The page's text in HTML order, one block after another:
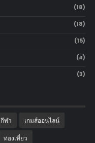
(18)
(18)
(15)
(4)
(3)
กีฬา เกมส์ออนไลน์
ท่องเที่ยว